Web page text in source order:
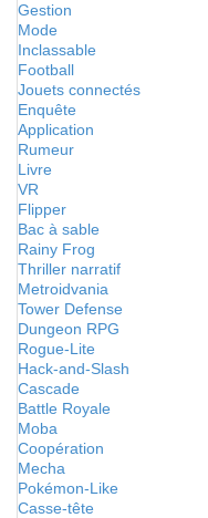
Gestion
Mode
Inclassable
Football
Jouets connectés
Enquête
Application
Rumeur
Livre
VR
Flipper
Bac à sable
Rainy Frog
Thriller narratif
Metroidvania
Tower Defense
Dungeon RPG
Rogue-Lite
Hack-and-Slash
Cascade
Battle Royale
Moba
Coopération
Mecha
Pokémon-Like
Casse-tête